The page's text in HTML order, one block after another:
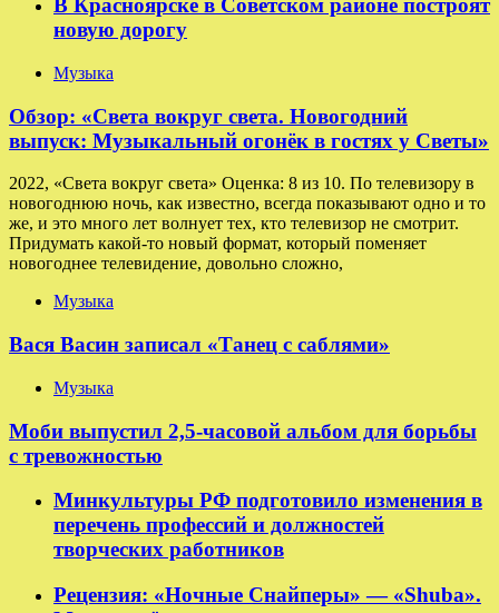
В Красноярске в Советском районе построят
новую дорогу
Музыка
Обзор: «Света вокруг света. Новогодний
выпуск: Музыкальный огонёк в гостях у Светы»
2022, «Света вокруг света» Оценка: 8 из 10. По телевизору в
новогоднюю ночь, как известно, всегда показывают одно и то
же, и это много лет волнует тех, кто телевизор не смотрит.
Придумать какой-то новый формат, который поменяет
новогоднее телевидение, довольно сложно,
Музыка
Вася Васин записал «Танец с саблями»
Музыка
Моби выпустил 2,5-часовой альбом для борьбы
с тревожностью
Минкультуры РФ подготовило изменения в
перечень профессий и должностей
творческих работников
Рецензия: «Ночные Снайперы» — «Shuba».